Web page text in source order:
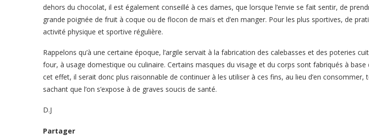
dehors du chocolat, il est également conseillé à ces dames, que lorsque l’envie se fait sentir, de
grande poignée de fruit à coque ou de flocon de maïs et d’en manger. Pour les plus sportives, de
activité physique et sportive régulière.
Rappelons qu’à une certaine époque, l’argile servait à la fabrication des calebasses et des poteries
four, à usage domestique ou culinaire. Certains masques du visage et du corps sont fabriqués à base
cet effet, il serait donc plus raisonnable de continuer à les utiliser à ces fins, au lieu d’en consommer,
sachant que l’on s’expose à de graves soucis de santé.
D.J
Partager